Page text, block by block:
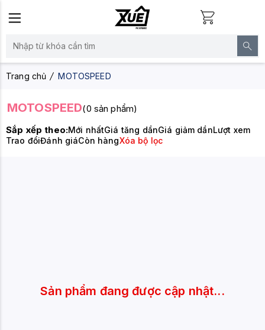
Trang chủ MOTOSPEED
MOTOSPEED(0 sản phẩm)
Sắp xếp theo:Mới nhấtGiá tăng dầnGiá giảm dầnLượt xem
Trao đổiĐánh giáCòn hàngXóa bộ lọc
Sản phẩm đang được cập nhật...